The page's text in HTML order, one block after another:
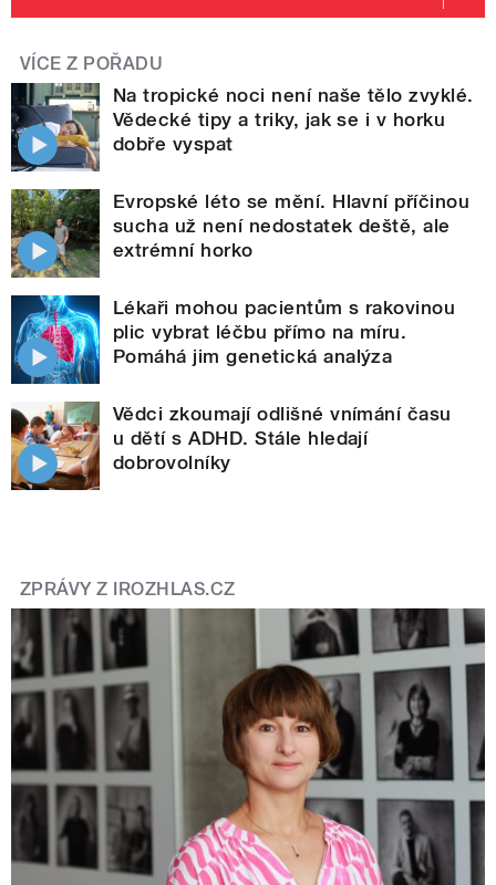
VÍCE Z POŘADU
Na tropické noci není naše tělo zvyklé.
Vědecké tipy a triky, jak se i v horku
dobře vyspat
Evropské léto se mění. Hlavní příčinou
sucha už není nedostatek deště, ale
extrémní horko
Lékaři mohou pacientům s rakovinou
plic vybrat léčbu přímo na míru.
Pomáhá jim genetická analýza
Vědci zkoumají odlišné vnímání času
u dětí s ADHD. Stále hledají
dobrovolníky
ZPRÁVY Z IROZHLAS.CZ